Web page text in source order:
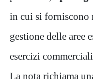
in cui si forniscono
gestione delle aree
esercizi
La nota richiama